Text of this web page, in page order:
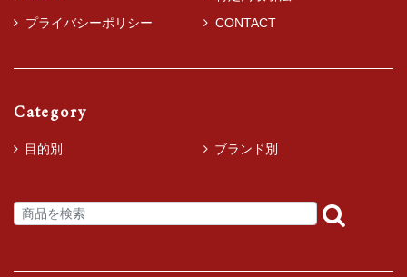
プライバシーポリシー
CONTACT
Category
目的別 ブランド別